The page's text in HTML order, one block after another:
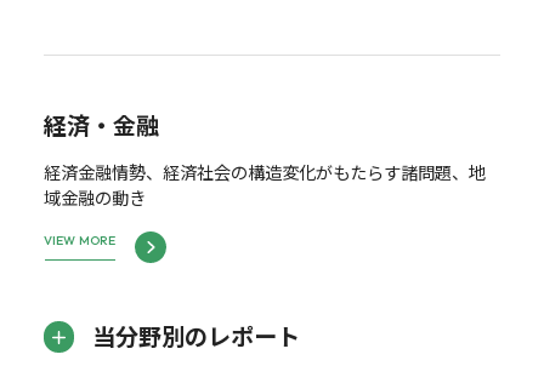
経済・金融
経済金融情勢、経済社会の構造変化がもたらす諸問題、地
域金融の動き
VIEW MORE
当分野別のレポート